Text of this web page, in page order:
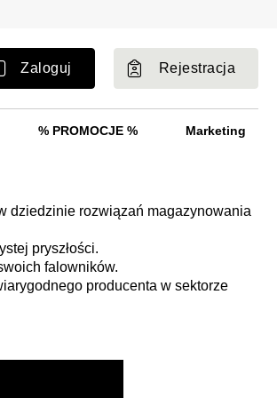
Zaloguj Rejestracja
% PROMOCJE % Marketing
dziedzinie rozwiązań magazynowania
pryszłości.
falowników.
producenta w sektorze